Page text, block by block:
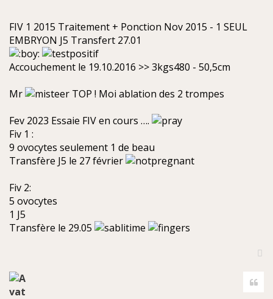
u
FIV 1 2015 Traitement + Ponction Nov 2015 - 1 SEUL
EMBRYON J5 Transfert 27.01
Accouchement le 19.10.2016 >> 3kgs480 - 50,5cm
Mr
TOP ! Moi ablation des 2 trompes
Fev 2023 Essaie FIV en cours ….
Fiv 1 :
9 ovocytes seulement 1 de beau
Transfère J5 le 27 février
Fiv 2:
5 ovocytes
1 J5
Transfère le 29.05